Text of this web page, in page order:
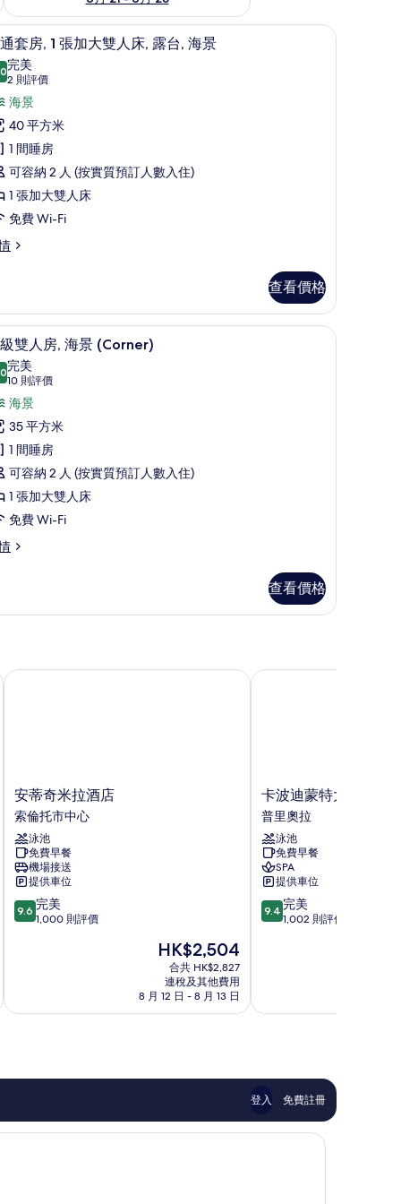
內夾萬、書桌 普通套房, 1 張加大雙人床, 露台, 海景 | 高級寢
4套房, 1 張加大雙人床, 露台, 海景
分，滿分 10 分
完美
2 則評價
(2
則
評
價)
海景
40 平方米
1 間睡房
可容納 2 人 (按實質預訂人數入住)
1 張加大雙人床
免費 Wi-Fi
查看價格
、書桌 高級雙人房, 海景 (Corner) | 高級寢具、迷你
3 雙人房, 海景 (Corner)
分，滿分 10 分
完美
10 則評價
(10
則
評
價)
海景
35 平方米
1 間睡房
可容納 2 人 (按實質預訂人數入住)
1 張加大雙人床
免費 Wi-Fi
查看價格
安
蒂
奇
米
拉
酒
店
索
倫
安蒂奇米拉酒店
索倫托市中心
泳池
免費早餐
機場接送
提供車位
9.6
分
完
評
評
9.6 完美
1,000 則評價
現
HK$2,504
HK$2,504
合共 HK$2,827
連稅及其他費用
8 月 12 日 - 8 月 13 日
安蒂奇米拉酒店
卡
波
迪
蒙
特
大
酒
店
普
卡波迪蒙特大酒店
普里奧拉
泳池
免費早餐
SPA
提供車位
9.4
分
完
評
價
評
9.4 完美
1,002 則評價
卡波迪蒙特大酒店
登入 免費註冊